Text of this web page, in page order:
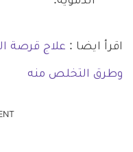
اقرأ ايضا : علاج قرصة
وطرق التخلص منه